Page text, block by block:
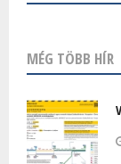
MÉG TÖBB HÍR